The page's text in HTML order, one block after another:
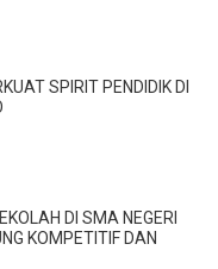
SPIRIT PENDIDIK DI
DI SMA NEGERI
KOMPETITIF DAN